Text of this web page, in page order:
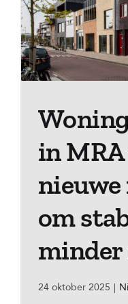
in
om
24 oktober 2025 |